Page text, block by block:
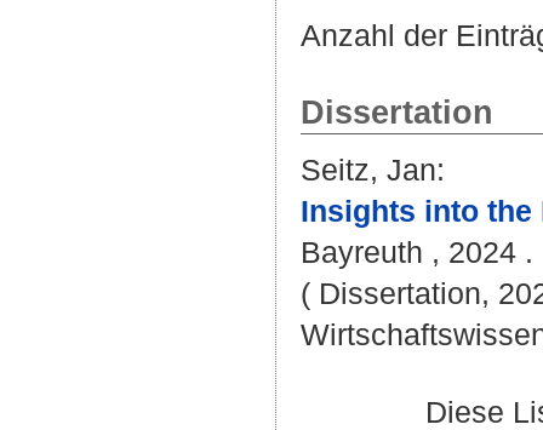
Anzahl der
Dissertation
Seitz, Jan:
Insights into the
Bayreuth , 2024
( Dissertation,
Diese